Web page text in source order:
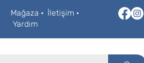
Mağaza · İletişim ·
Yardım